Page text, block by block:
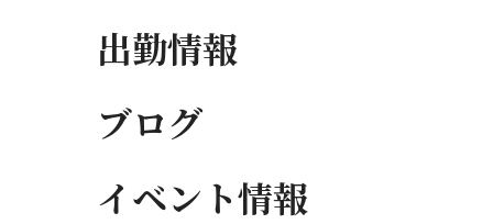
出勤情報
ブログ
イベント情報